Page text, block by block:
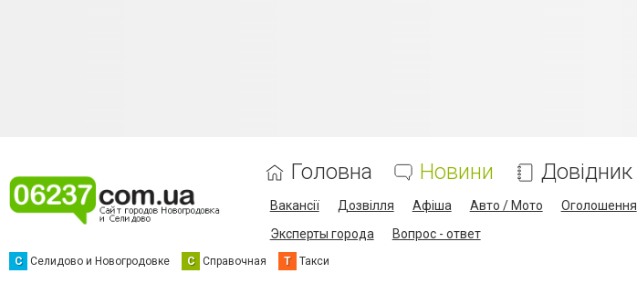
Головна Новини Довідник
Вакансії Дозвілля Афіша Авто / Мото Оголошення
Эксперты города
Вопрос - ответ
С Селидово и Новогродовке С Справочная Т Такси